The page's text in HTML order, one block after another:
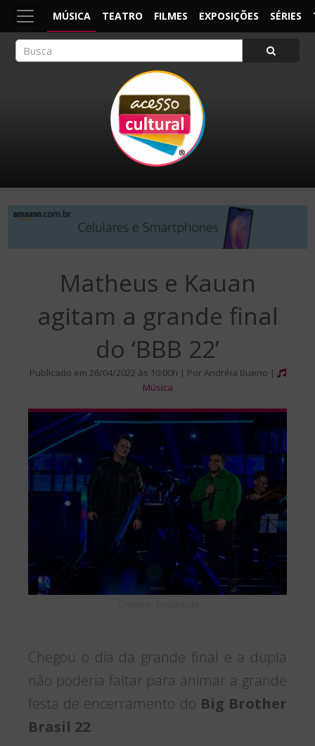
MÚSICA TEATRO FILMES EXPOSIÇÕES SÉRIES
Matheus e Kauan
agitam a grande final
do ‘BBB 22’
Publicado em 26/04/2022 às 10:00h | Por Andréia Bueno |
Música
Chegou o dia da grande final e a dupla
não poderia faltar para animar a grande
festa de encerramento do Big Brother
Brasil 22.